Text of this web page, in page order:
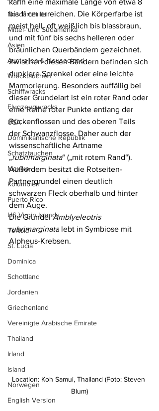
Nordamerika
Mittel- und Südamerika
Asien
Australien & Neuseeland
Wracktauchen
Schiffwracks
Flugzeugwracks
USA
Dominikanische Republik
Schatztauchen
Mexiko
Kolumbien
Puerto Rico
US Virgin Islands
Tortola
St. Lucia
Dominica
Schottland
Jordanien
Griechenland
Vereinigte Arabische Emirate
Thailand
Irland
Island
Norwegen
English Version
kann eine maximale Länge von etwa 8
bis 11 cm erreichen. Die Körperfarbe ist
meist hell, oft weißlich bis blassbraun,
und mit fünf bis sechs helleren oder
bräunlichen Querbändern gezeichnet.
Zwischen diesen Bändern befinden sich
dunklere Sprenkel oder eine leichte
Marmorierung. Besonders auffällig bei
dieser Grundelart ist ein roter Rand oder
eine Reihe roter Punkte entlang der
Rückenflossen und des oberen Teils
der Schwanzflosse. Daher auch der
wissenschaftliche Artname
„rubrimarginata“ („mit rotem Rand“).
Außerdem besitzt die Rotseiten-
Partnergrundel einen deutlich
schwarzen Fleck oberhalb und hinter
dem Auge.
Die Grundel Amblyeleotris
rubrimarginata lebt in Symbiose mit
Alpheus-Krebsen.
Location: Koh Samui, Thailand (Foto: Steven
Blum)